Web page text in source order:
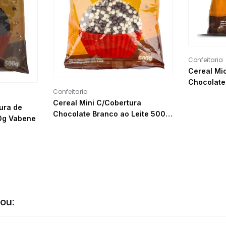
de
Vabene
Confeitaria
Cereal Mini C/Cobertura
Chocolate Branco ao Leite 500g
Confeitaria
Cereal